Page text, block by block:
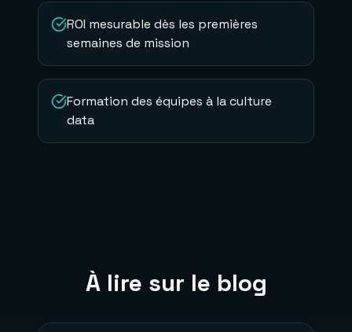
ROI mesurable dès les premières
semaines de mission
Formation des équipes à la culture
data
À lire sur le blog